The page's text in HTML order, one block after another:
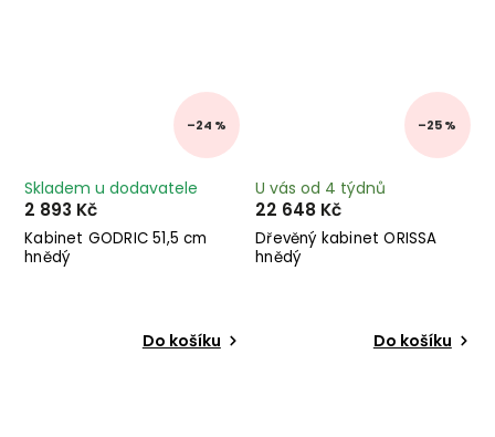
–24 %
Kabinet GODRIC 51,5 cm
hnědý
Skladem u dodavatele
2 893 Kč
Do košíku
–25 %
Dřevěný kabinet ORISSA
hnědý
U vás od 4 týdnů
22 648 Kč
Do košíku